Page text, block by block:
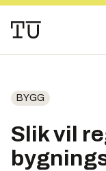
BYGG
Slik vil